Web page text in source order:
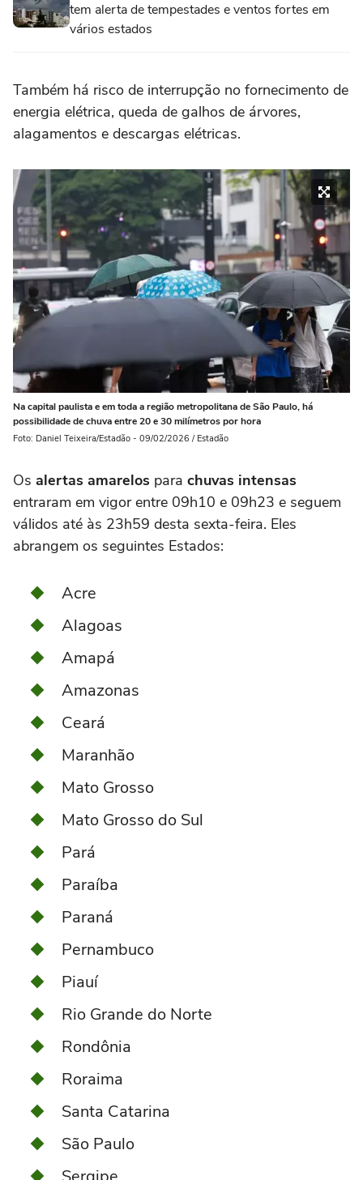
tem alerta de tempestades e ventos fortes em
vários estados
Também há risco de interrupção no fornecimento de
energia elétrica, queda de galhos de árvores,
alagamentos e descargas elétricas.
Na capital paulista e em toda a região metropolitana de São Paulo, há
possibilidade de chuva entre 20 e 30 milímetros por hora
Foto: Daniel Teixeira/Estadão - 09/02/2026 / Estadão
Os alertas amarelos para chuvas intensas
entraram em vigor entre 09h10 e 09h23 e seguem
válidos até às 23h59 desta sexta-feira. Eles
abrangem os seguintes Estados:
Acre
Alagoas
Amapá
Amazonas
Ceará
Maranhão
Mato Grosso
Mato Grosso do Sul
Pará
Paraíba
Paraná
Pernambuco
Piauí
Rio Grande do Norte
Rondônia
Roraima
Santa Catarina
São Paulo